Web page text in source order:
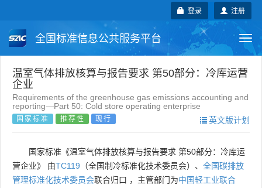
注册
登录
全国标准信息公共服务平台
国家标准 行业标准 地方标准
团体标准 企业标准 国际标准
温室气体排放核算与报告要求 第50部分：冷库运营
企业
Requirements of the greenhouse gas emissions accounting and
reporting—Part 50: Cold store operating enterprise
国家标准 推荐性 现行 英文版计划
国家标准《温室气体排放核算与报告要求 第50部分：冷库运
营企业》 由TC119 （全国制冷标准化技术委员会）、 全国碳排放
管理标准化技术委员会联合归口 ，主管部门为中国轻工业联合